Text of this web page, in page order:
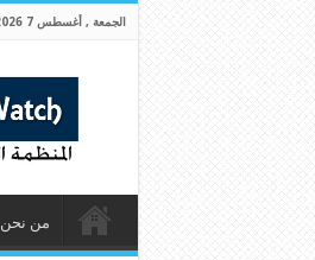
الجمعة , أغسطس 7 2026
من نحن